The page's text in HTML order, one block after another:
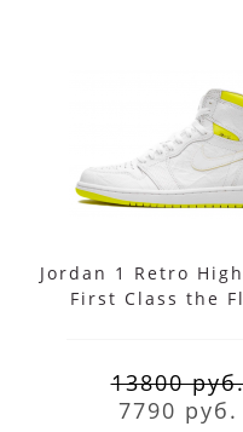
Jordan 1 Retro High
First Class the
13800
7790 руб.